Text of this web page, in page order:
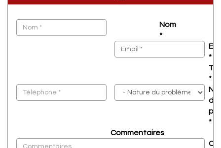
Nom
*
*
*
du
*
Commentaires